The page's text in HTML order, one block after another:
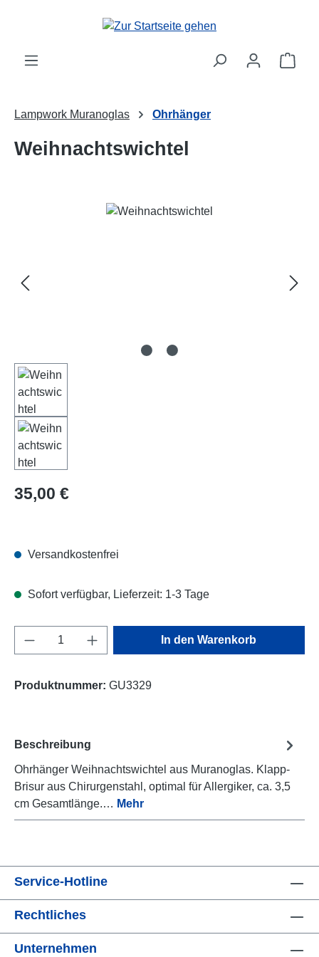
Zum Hauptinhalt springen
Lampwork Muranoglas Ohrhänger
Weihnachtswichtel
Bildergalerie überspringen
Regulärer Preis:
35,00 €
Versandkostenfrei
Sofort verfügbar, Lieferzeit: 1-3 Tage
Produkt Anzahl: Gib den gewünschten
In den Warenkorb
Produktnummer: GU3329
Beschreibung
Ohrhänger Weihnachtswichtel aus Muranoglas. Klapp-
Brisur aus Chirurgenstahl, optimal für Allergiker, ca. 3,5
cm Gesamtlänge.… Mehr
Service-Hotline
Rechtliches
Unternehmen